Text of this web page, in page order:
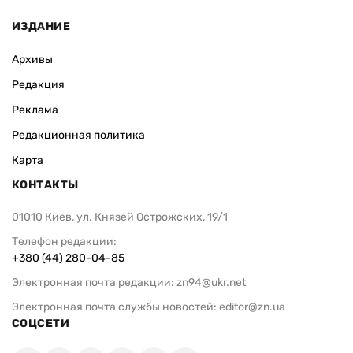
ИЗДАНИЕ
Архивы
Редакция
Реклама
Редакционная политика
Карта
КОНТАКТЫ
01010 Киев, ул. Князей Острожских, 19/1
Телефон редакции:
+380 (44) 280-04-85
Электронная почта редакции: zn94@ukr.net
Электронная почта службы новостей: editor@zn.ua
СОЦСЕТИ